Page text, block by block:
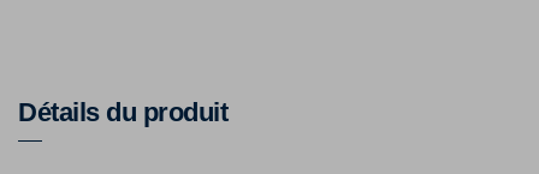
Détails du produit